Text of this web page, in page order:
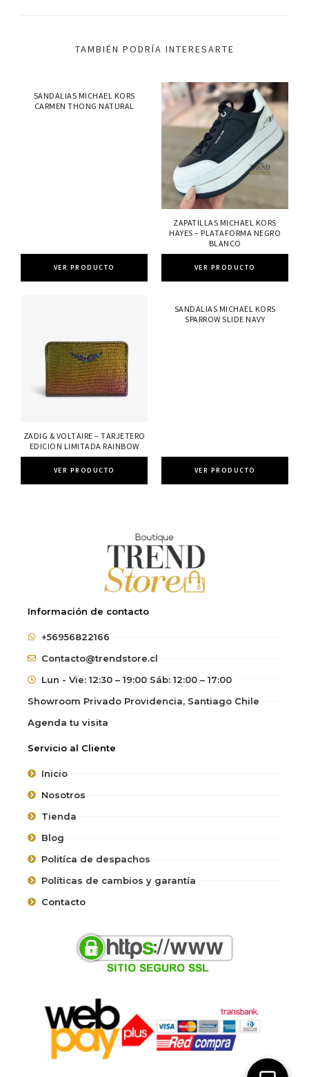
TAMBIÉN PODRÍA INTERESARTE
SANDALIAS MICHAEL KORS
CARMEN THONG NATURAL
VER PRODUCTO
ZAPATILLAS MICHAEL KORS
HAYES – PLATAFORMA NEGRO
BLANCO
VER PRODUCTO
ZADIG & VOLTAIRE – TARJETERO
EDICION LIMITADA RAINBOW
VER PRODUCTO
SANDALIAS MICHAEL KORS
SPARROW SLIDE NAVY
VER PRODUCTO
Información de contacto
+56956822166
Contacto@trendstore.cl
Lun - Vie: 12:30 – 19:00 Sáb: 12:00 – 17:00
Showroom Privado Providencia, Santiago Chile
Agenda tu visita
Servicio al Cliente
Inicio
Nosotros
Tienda
Blog
Politíca de despachos
Políticas de cambios y garantía
Contacto